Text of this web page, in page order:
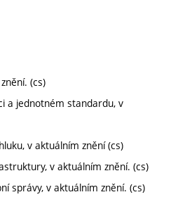
(cs)
a jednotném standardu, v
v aktuálním znění (cs)
v aktuálním znění. (cs)
správy, v aktuálním znění. (cs)